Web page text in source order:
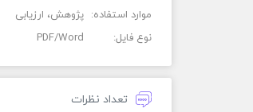
موارد استفاده: پژوهش، ارزیابی
نوع فایل:
PDF/Word
تعداد نظرات